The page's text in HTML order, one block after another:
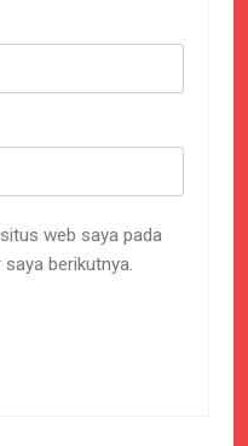
web saya pada
berikutnya.